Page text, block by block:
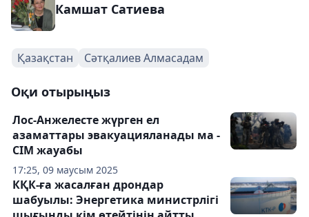
Камшат Сатиева
Қазақстан Сәтқалиев Алмасадам
Оқи отырыңыз
17:25, 09 маусым 2025
Лос-Анжелесте жүрген ел
азаматтары эвакуацияланады ма -
СІМ жауабы
КҚК-ға жасалған дрондар
шабуылы: Энергетика министрлігі